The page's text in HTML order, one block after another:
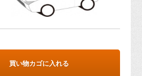
買い物カゴに入れる